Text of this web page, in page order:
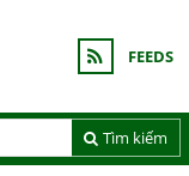
FEEDS
Tìm kiếm